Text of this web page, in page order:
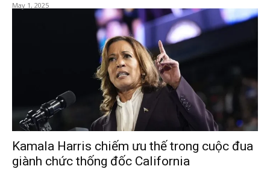
May 1, 2025
Kamala Harris chiếm ưu thế trong cuộc đua
giành chức thống đốc California